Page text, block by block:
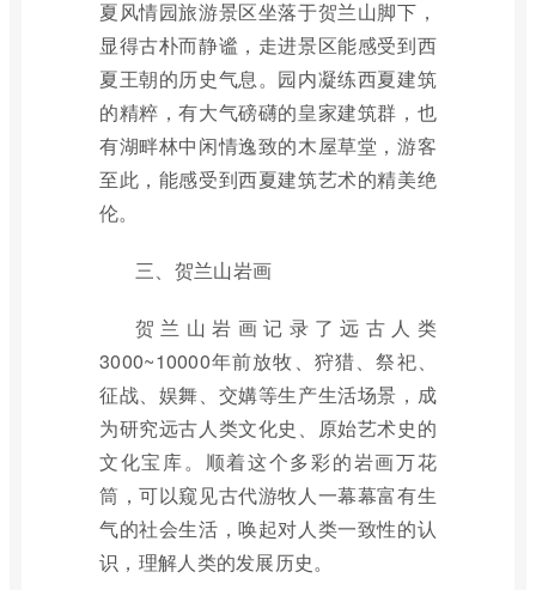
夏风情园旅游景区坐落于贺兰山脚下，
显得古朴而静谧，走进景区能感受到西
夏王朝的历史气息。园内凝练西夏建筑
的精粹，有大气磅礴的皇家建筑群，也
有湖畔林中闲情逸致的木屋草堂，游客
至此，能感受到西夏建筑艺术的精美绝
伦。
三、贺兰山岩画
贺兰山岩画记录了远古人类
3000~10000年前放牧、狩猎、祭祀、
征战、娱舞、交媾等生产生活场景，成
为研究远古人类文化史、原始艺术史的
文化宝库。顺着这个多彩的岩画万花
筒，可以窥见古代游牧人一幕幕富有生
气的社会生活，唤起对人类一致性的认
识，理解人类的发展历史。